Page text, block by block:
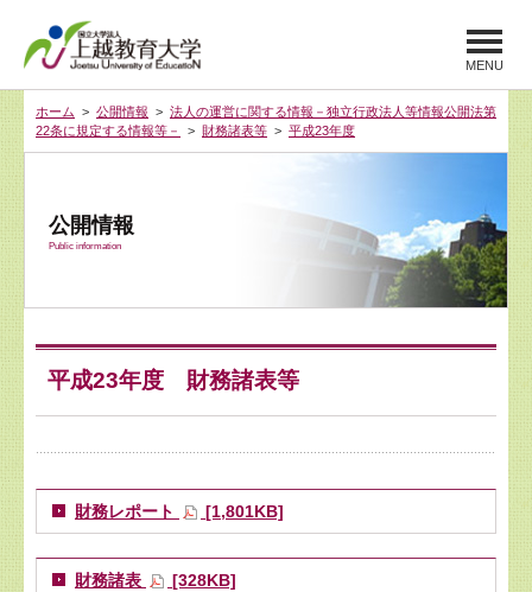
MENU
ホーム > 公開情報 > 法人の運営に関する情報－独立行政法人等情報公開法第
22条に規定する情報等－
> 財務諸表等 > 平成23年度
公開情報
Public information
平成23年度 財務諸表等
財務レポート [1,801KB]
財務諸表 [328KB]